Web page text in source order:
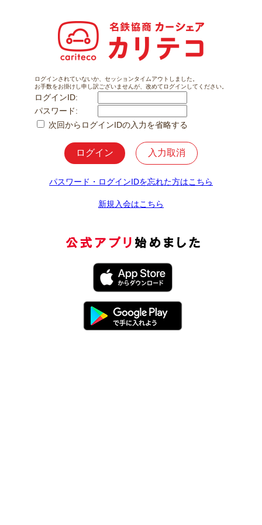
ログインされていないか、セッションタイムアウトしました。
お手数をお掛けし申し訳ございませんが、改めてログインしてください。
ログインID:
パスワード:
次回からログインIDの入力を省略する
パスワード・ログインIDを忘れた方はこちら
新規入会はこちら